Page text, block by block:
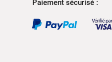
Paiement sécurisé :